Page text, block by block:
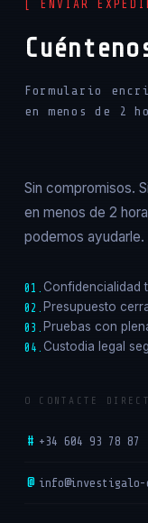
[ ENVIAR
Formulario
en menos de 2
Sin compromisos.
en menos de 2
podemos ayudarle.
01. Confidencialidad
02. Presupuesto
03. Pruebas con
04. Custodia legal
O CONTACTE
# +34 604 93 78 87
@